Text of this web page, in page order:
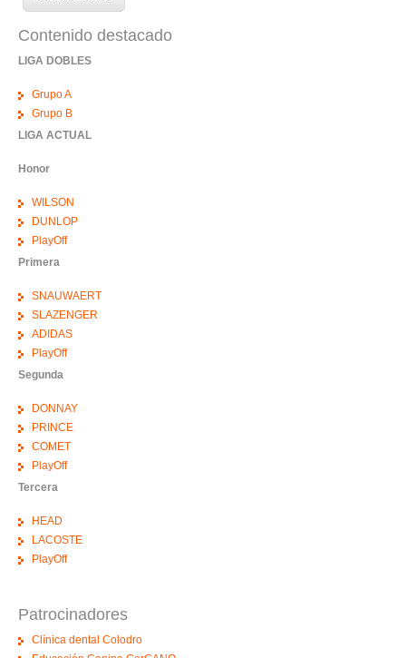
Contenido destacado
LIGA DOBLES
Grupo A
Grupo B
LIGA ACTUAL
Honor
WILSON
DUNLOP
PlayOff
Primera
SNAUWAERT
SLAZENGER
ADIDAS
PlayOff
Segunda
DONNAY
PRINCE
COMET
PlayOff
Tercera
HEAD
LACOSTE
PlayOff
Patrocinadores
Clínica dental Colodro